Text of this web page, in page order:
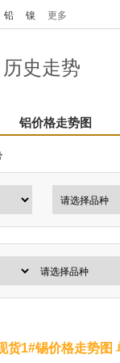
铅 镍 更多
历史走势
铝价格走势图